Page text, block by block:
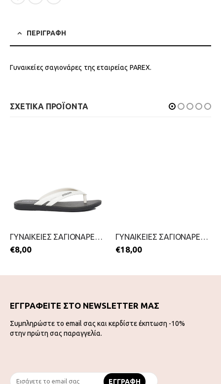
ΠΕΡΙΓΡΑΦΗ
Γυναικείες σαγιονάρες της εταιρείας PAREX.
ΣΧΕΤΙΚΑ ΠΡΟΪΟΝΤΑ
ΓΥΝΑΙΚΕΙΕΣ ΣΑΓΙΟΝΑΡΕΣ-MIGATO-2199-0411-ΛΕΥΚΟ
€8,00
ΓΥΝΑΙΚΕΙΕΣ ΣΑΓΙΟΝΑΡΕΣ ΜΕ ΔΑΧΤΥΛΟ-IPANEMA-2199-0441-ΧΡΥΣΟ
€18,00
ΕΓΓΡΑΦΕΙΤΕ ΣΤΟ NEWSLETTER ΜΑΣ
Συμπληρώστε το email σας και κερδίστε έκπτωση -10%
στην πρώτη σας παραγγελία.